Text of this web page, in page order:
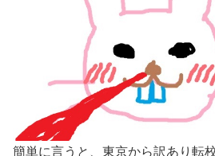
簡単に言うと、東京から訳あり転